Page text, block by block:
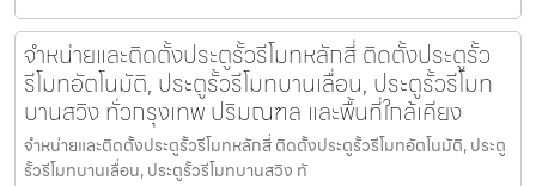
จำหน่ายและติดตั้งประตูรั้วรีโมทหลักสี่ ติดตั้งประตูรั้ว
รีโมทอัตโนมัติ, ประตูรั้วรีโมทบานเลื่อน, ประตูรั้วรีโมท
บานสวิง ทั่วกรุงเทพ ปริมณฑล และพื้นที่ใกล้เคียง
จำหน่ายและติดตั้งประตูรั้วรีโมทหลักสี่ ติดตั้งประตูรั้วรีโมทอัตโนมัติ, ประตู
รั้วรีโมทบานเลื่อน, ประตูรั้วรีโมทบานสวิง ทั